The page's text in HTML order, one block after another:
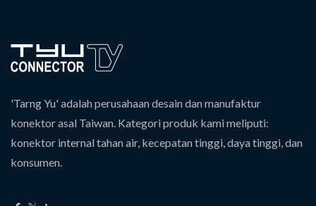
'Tarng Yu' adalah perusahaan desain dan manufaktur
konektor asal Taiwan. Kategori produk kami meliputi:
konektor internal tahan air, kecepatan tinggi, daya tinggi, dan
konsumen.